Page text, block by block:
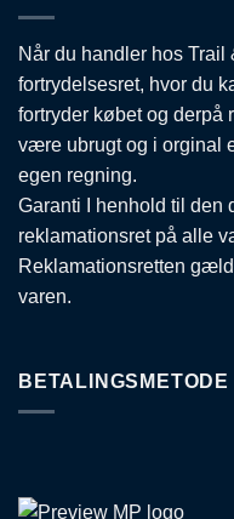
Når du handler hos Trail
fortrydelsesret, hvor du
fortryder købet og derpå
være ubrugt og i orginal
egen regning.
Garanti I henhold til den
reklamationsret på alle
Reklamationsretten
varen.
BETALINGSMETODE